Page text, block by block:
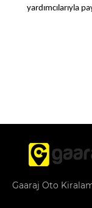
yardımcılarıyla
Gaaraj Oto